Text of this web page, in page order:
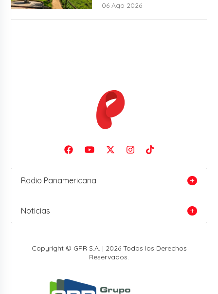
06 Ago 2026
Radio Panamericana
Noticias
Copyright © GPR S.A. | 2026 Todos los Derechos
Reservados.